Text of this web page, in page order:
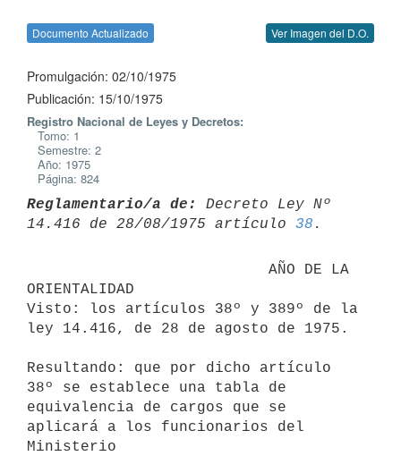
Documento Actualizado Ver Imagen del D.O.
Promulgación: 02/10/1975
Publicación: 15/10/1975
Registro Nacional de Leyes y Decretos:
Tomo: 1
Semestre: 2
Año: 1975
Página: 824
Reglamentario/a de:
Decreto Ley Nº
14.416 de 28/08/1975 artículo 38
ORIENTALIDAD
Visto: los artículos 38º y 389º de la
ley 14.416, de 28 de agosto de 1975.
Resultando: que por dicho artículo
38º se establece una tabla de
equivalencia de cargos que se
aplicará a los funcionarios del
Ministerio